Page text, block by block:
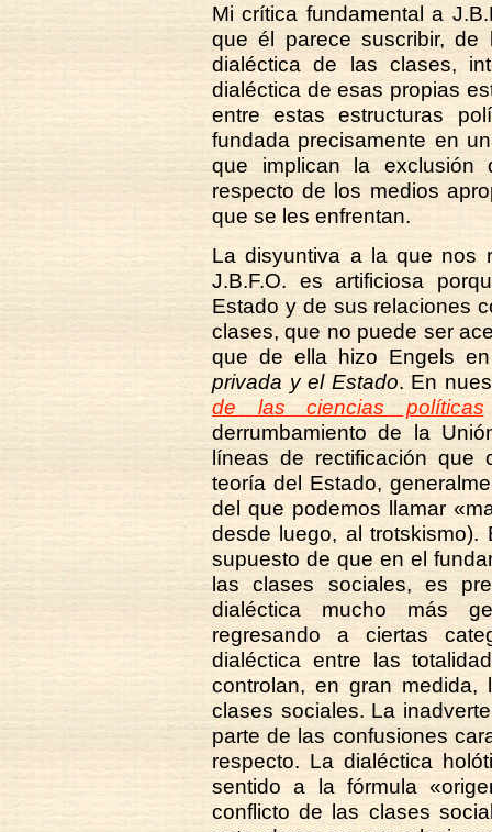
Mi crítica fundamental a
que él parece suscribir, de
dialéctica de las clases,
dialéctica de esas propias
entre estas estructuras
fundada precisamente en
que implican la
respecto de los medios
que se les enfrentan.
La disyuntiva a la que nos
J.B.F.O. es artificiosa
Estado y de sus relaciones
clases, que no puede ser
que de ella hizo Engels
privada y el Estado. En
de las ciencias políticas
derrumbamiento de la
líneas de rectificación que
teoría del Estado,
del que podemos llamar
desde luego, al
supuesto de que en el
las clases sociales, es
dialéctica mucho más
regresando a ciertas
dialéctica entre las
controlan, en gran
clases sociales. La
parte de las confusiones
respecto. La dialéctica
sentido a la fórmula
conflicto de las clases